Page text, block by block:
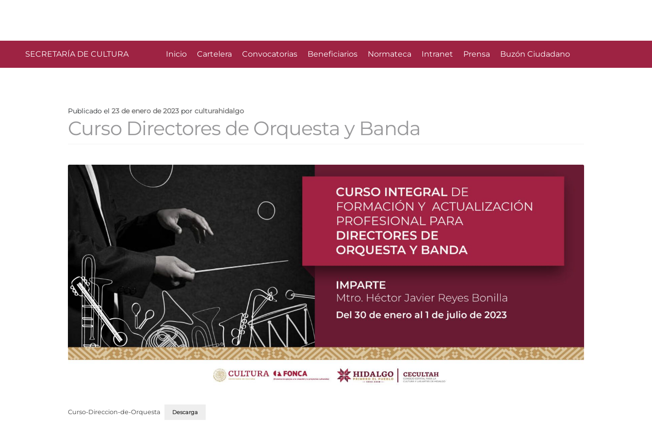
SECRETARÍA DE CULTURA Inicio Cartelera Convocatorias Beneficiarios Normateca Intranet Prensa Buzón Ciudadano
Publicado el23 de enero de 2023 porculturahidalgo
Curso Directores de Orquesta y Banda
Curso-Direccion-de-Orquesta Descarga